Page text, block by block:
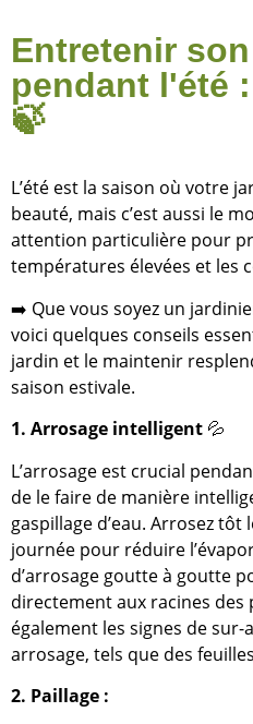
Entretenir
pendant l'été
🍃
L’été est la saison où votre
beauté, mais c’est aussi le
attention particulière pour
températures élevées et les
➡️ Que vous soyez un
voici quelques conseils
jardin et le maintenir
saison estivale.
1. Arrosage intelligent 💦
L’arrosage est crucial
de le faire de manière
gaspillage d’eau. Arrosez
journée pour réduire
d’arrosage goutte à goutte
directement aux racines des
également les signes de
arrosage, tels que des
2. Paillage :